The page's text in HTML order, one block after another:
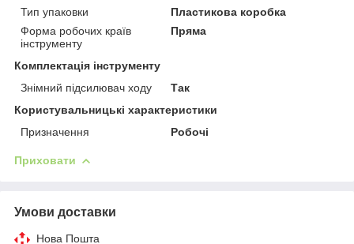
Тип упаковки
Пластикова коробка
Форма робочих країв
інструменту
Пряма
Комплектація інструменту
Знімний підсилювач ходу
Так
Користувальницькі характеристики
Призначення
Робочі
Приховати
Умови доставки
Нова Пошта